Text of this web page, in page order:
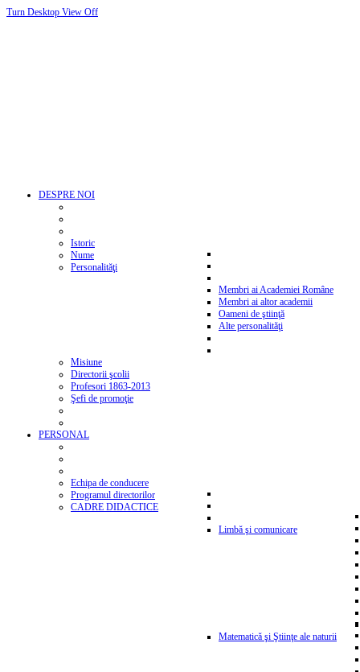
Turn Desktop View Off
DESPRE NOI
Istoric
Nume
Personalităţi
Membri ai Academiei Române
Membri ai altor academii
Oameni de ştiinţă
Alte personalităţi
Misiune
Directorii şcolii
Profesori 1863-2013
Şefi de promoţie
PERSONAL
Echipa de conducere
Programul directorilor
CADRE DIDACTICE
Limbă şi comunicare
Matematică şi Ştiinţe ale naturii